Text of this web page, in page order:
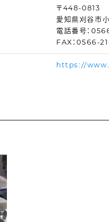
〒448-0813
愛知県刈谷市
電話番号：
FAX：0566-
https://